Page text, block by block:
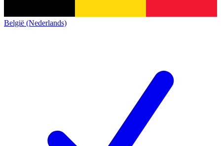
België (Nederlands)